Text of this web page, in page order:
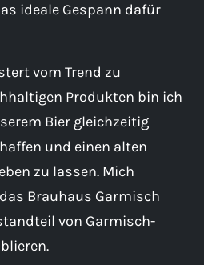
ideale Gespann dafür
vom Trend zu
Produkten bin ich
Bier gleichzeitig
und einen alten
zu lassen. Mich
Brauhaus Garmisch
von Garmisch-